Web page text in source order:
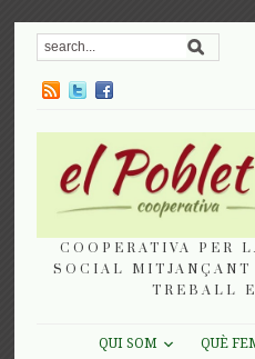
COOPERATIVA PER
SOCIAL
TREBALL
QUI SOM QUÈ